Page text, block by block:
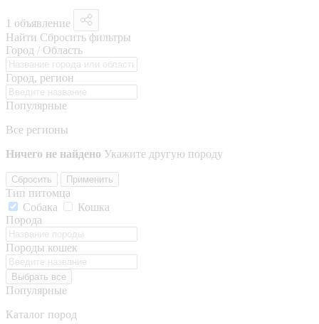
1 объявление
Найти Сбросить фильтры
Город / Область
Город, регион
Популярные
Все регионы
Ничего не найдено Укажите другую породу
Сбросить Применить
Тип питомца
Собака
Кошка
Порода
Породы кошек
Выбрать все
Популярные
Каталог пород